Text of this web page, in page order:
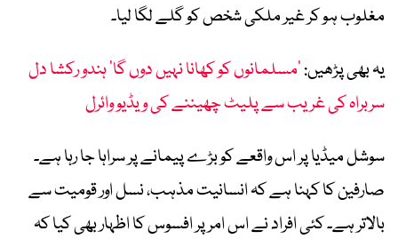
مغلوب ہو کر غیر ملکی شخص کو گلے لگا لیا۔
یہ بھی پڑھیں:’مسلمانوں کو کھانا نہیں دوں گا‘ ہندو رکشا دل
سربراہ کی غریب سے پلیٹ چھیننے کی ویڈیو وائرل
سوشل میڈیا پر اس واقعے کو بڑے پیمانے پر سراہا جا رہا ہے۔
صارفین کا کہنا ہے کہ انسانیت مذہب، نسل اور قومیت سے
بالاتر ہے۔ کئی افراد نے اس امر پر افسوس کا اظہار بھی کیا کہ